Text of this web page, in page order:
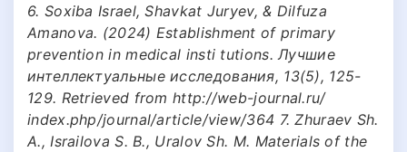
6. Soxiba Israel, Shavkat Juryev, & Dilfuza
Amanova. (2024) Establishment of primary
prevention in medical insti tutions. Лучшие
интеллектуальные исследования, 13(5), 125-
129. Retrieved from http://web-journal.ru/
index.php/journal/article/view/364 7. Zhuraev Sh.
A., Israilova S. B., Uralov Sh. M. Materials of the